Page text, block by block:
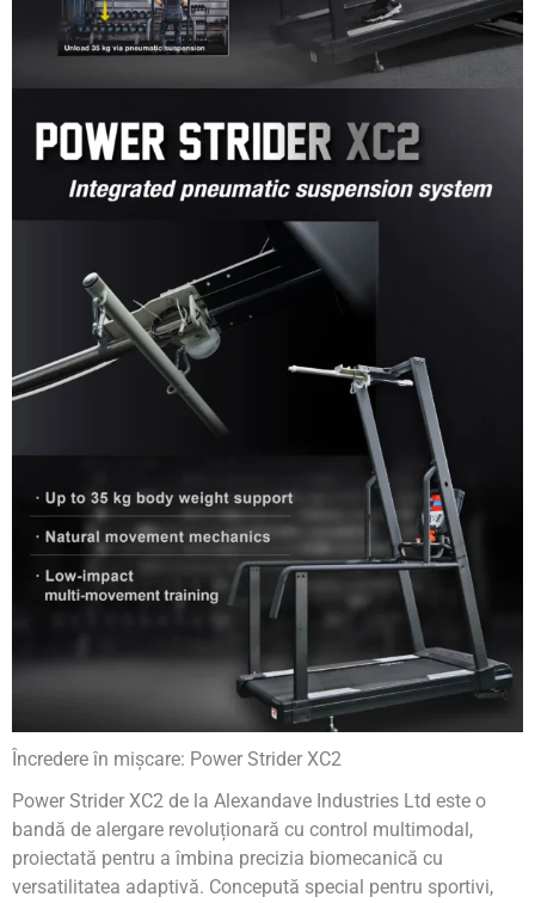
Încredere în mișcare: Power Strider XC2
Power Strider XC2 de la Alexandave Industries Ltd este o
bandă de alergare revoluționară cu control multimodal,
proiectată pentru a îmbina precizia biomecanică cu
versatilitatea adaptivă. Concepută special pentru sportivi,